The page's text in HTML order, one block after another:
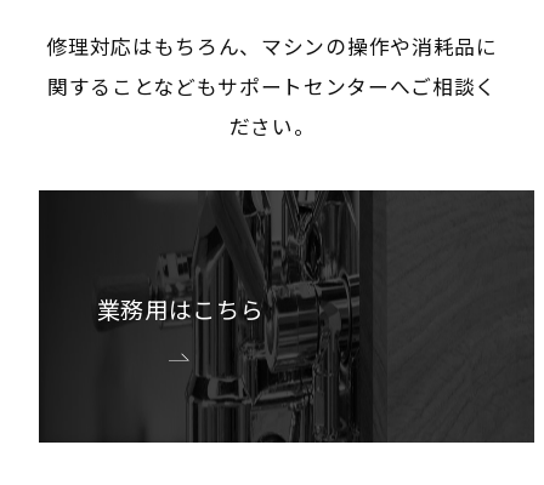
修理対応はもちろん、マシンの操作や消耗品に
関することなどもサポートセンターへご相談く
ださい。
業務用はこちら